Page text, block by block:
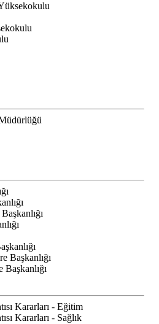
Başkanlığı
Kararları - Eğitim
Kararları - Sağlık